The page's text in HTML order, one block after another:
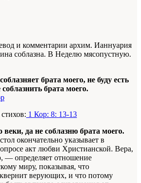
и комментарии архим. Ианнуария
соблазна. В Неделю мясопустную.
брата моего, не буду есть
брата моего.
1 Кор: 8: 13-13
да не соблазню брата моего.
окончательно указывает в
акт любви Христианской. Вера,
— определяет отношение
миру, показывая, что
верующих, и что потому